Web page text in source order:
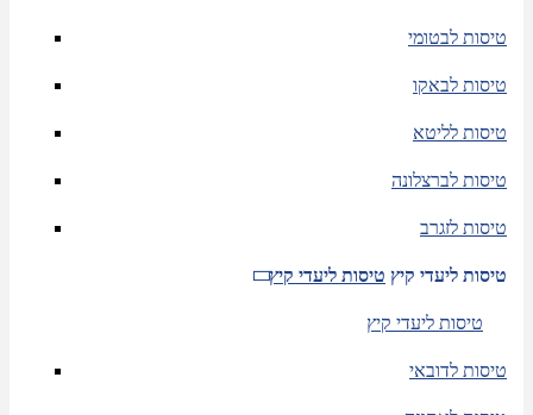
טיסות לבטומי
טיסות לבאקו
טיסות לליטא
טיסות לברצלונה
טיסות לזגרב
טיסות ליעדי קיץ טיסות ליעדי קיץ
טיסות ליעדי קיץ
טיסות לדובאי